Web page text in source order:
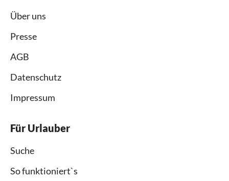
Über uns
Presse
AGB
Datenschutz
Impressum
Für Urlauber
Suche
So funktioniert`s